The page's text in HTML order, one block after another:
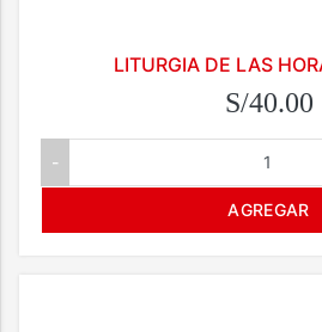
LITURGIA DE LAS
S/40.00
-
AGREGAR